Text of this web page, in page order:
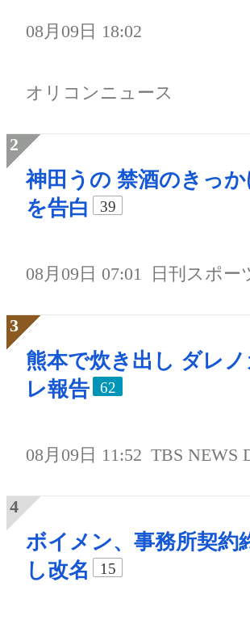
08月09日 18:02
オリコンニュース
神田うの 禁酒のきっか
を告白
39
08月09日 07:01 日刊スポー
熊本で炊き出し ダレ
レ報告
62
08月09日 11:52 TBS NEWS
ボイメン、事務所契約
し改名
15